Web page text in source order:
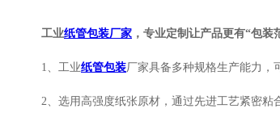
工业纸管包装厂家 ，专业定制让产品更有“包装
1、工业纸管包装厂家具备多种规格生产能力，
2、选用高强度纸张原材，通过先进工艺紧密